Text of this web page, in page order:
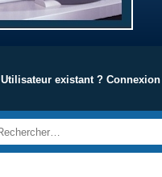
Utilisateur existant ? Connexion